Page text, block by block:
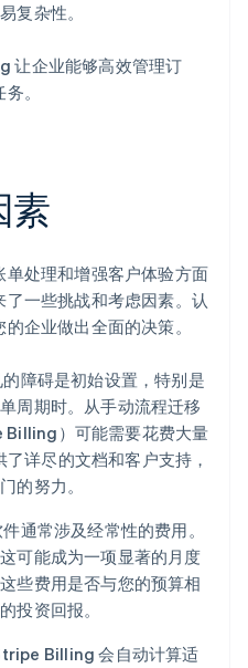
复杂性。
让企业能够高效管理订
。
素
处理和增强客户体验方面
一些挑战和考虑因素。认
企业做出全面的决策。
障碍是初始设置，特别是
周期时。从手动流程迁移
）可能需要花费大量
详尽的文档和客户支持，
的努力。
通常涉及经常性的费用。
可能成为一项显著的月度
些费用是否与您的预算相
投资回报。
Billing 会自动计算适